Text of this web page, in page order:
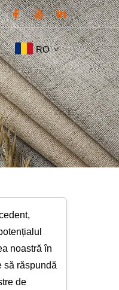
RO
noastră în
să răspundă
de